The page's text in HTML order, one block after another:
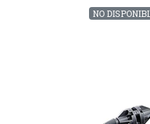
NO